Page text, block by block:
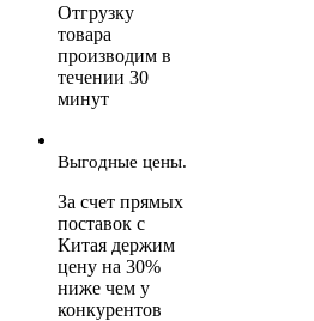
Отгрузку
товара
производим в
течении 30
минут
Выгодные цены.
За счет прямых
поставок с
Китая держим
цену на 30%
ниже чем у
конкурентов